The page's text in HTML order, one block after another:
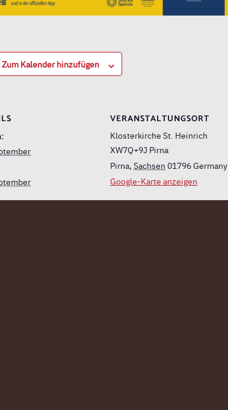
Zum Kalender hinzufügen
VERANSTALTUNGSORT
Klosterkirche St. Heinrich
XW7Q+9J Pirna
Pirna, Sachsen 01796Germany
Google-Karte anzeigen